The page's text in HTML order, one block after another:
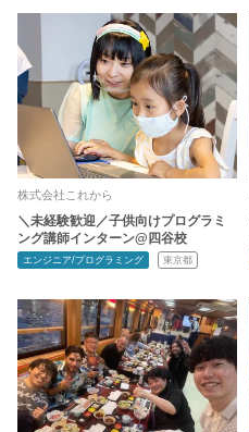
株式会社これから
＼未経験歓迎／子供向けプログラミ
ング講師インターン@四谷校
エンジニア/プログラミング 東京都